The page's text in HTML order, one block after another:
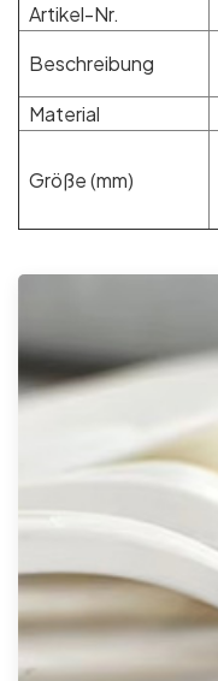
Artikel-Nr.
Beschreibung
Material
Größe (mm)